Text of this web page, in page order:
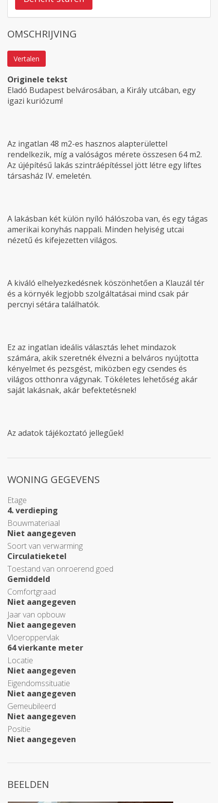
OMSCHRIJVING
Vertalen
Originele tekst
Eladó Budapest belvárosában, a Király utcában, egy
igazi kuriózum!
Az ingatlan 48 m2-es hasznos alapterülettel
rendelkezik, míg a valóságos mérete összesen 64 m2.
Az újépítésű lakás szintráépítéssel jött létre egy liftes
társasház IV. emeletén.
A lakásban két külön nyíló hálószoba van, és egy tágas
amerikai konyhás nappali. Minden helyiség utcai
nézetű és kifejezetten világos.
A kiváló elhelyezkedésnek köszönhetően a Klauzál tér
és a környék legjobb szolgáltatásai mind csak pár
percnyi sétára találhatók.
Ez az ingatlan ideális választás lehet mindazok
számára, akik szeretnék élvezni a belváros nyújtotta
kényelmet és pezsgést, miközben egy csendes és
világos otthonra vágynak. Tökéletes lehetőség akár
saját lakásnak, akár befektetésnek!
Az adatok tájékoztató jellegűek!
WONING GEGEVENS
Etage
4. verdieping
Bouwmateriaal
Niet aangegeven
Soort van verwarming
Circulatieketel
Toestand van onroerend goed
Gemiddeld
Comfortgraad
Niet aangegeven
Jaar van opbouw
Niet aangegeven
Vloeroppervlak
64 vierkante meter
Locatie
Niet aangegeven
Eigendomssituatie
Niet aangegeven
Gemeubileerd
Niet aangegeven
Positie
Niet aangegeven
BEELDEN